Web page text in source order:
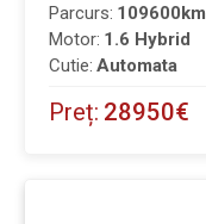
Parcurs: 109600km
Motor: 1.6 Hybrid
Cutie: Automata
Preț: 28950€